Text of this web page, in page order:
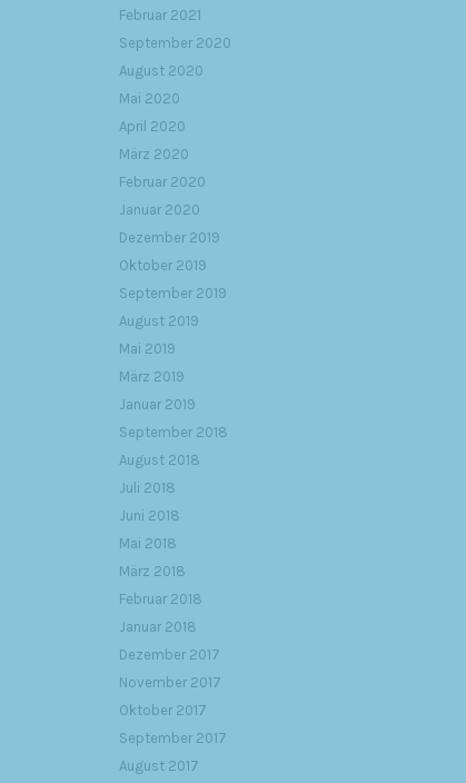
Februar 2021
September 2020
August 2020
Mai 2020
April 2020
März 2020
Februar 2020
Januar 2020
Dezember 2019
Oktober 2019
September 2019
August 2019
Mai 2019
März 2019
Januar 2019
September 2018
August 2018
Juli 2018
Juni 2018
Mai 2018
März 2018
Februar 2018
Januar 2018
Dezember 2017
November 2017
Oktober 2017
September 2017
August 2017